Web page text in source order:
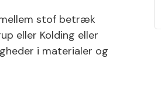
stof betræk
eller Kolding eller
i materialer og